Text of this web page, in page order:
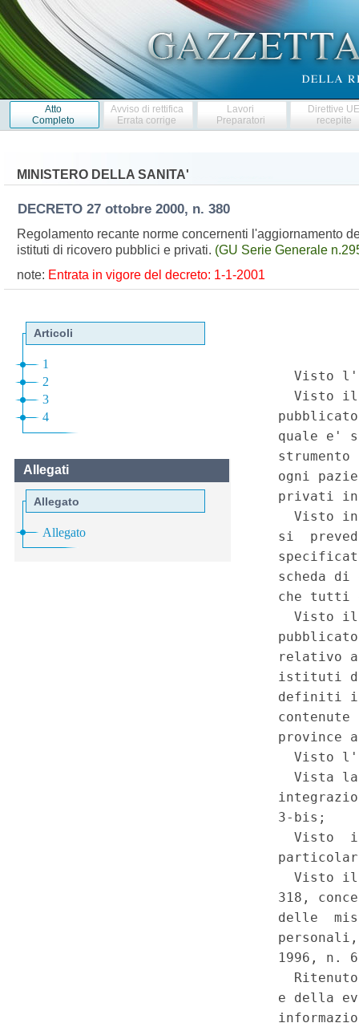
Atto
Completo
Avviso di rettifica
Errata corrige
Lavori
Preparatori
Direttive
recepite
MINISTERO DELLA SANITA'
DECRETO 27 ottobre 2000, n. 380
Regolamento recante norme concernenti l'aggiornamento
istituti di ricovero pubblici e privati. (GU Serie Generale
note: Entrata in vigore del decreto: 1-1-2001